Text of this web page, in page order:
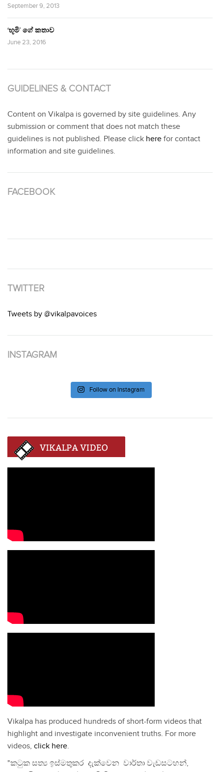
September 9, 2013
‘භූමි’ ගේ කතාව
June 23, 2016
GUIDELINES & CONTACT
Content on Vikalpa is governed by site guidelines. Any
submission or comment that does not match these
guidelines is not published. Please click here for contact
information and site guidelines.
FACEBOOK
TWITTER
Tweets by @vikalpavoices
INSTAGRAM
Follow on Instagram
Vikalpa has produced hundreds of short-form videos that
highlight and investigate inconvenient truths. For more
videos, click here.
"කටුක සත්‍ය ඉස්මතුකර දැක්වෙන වාර්තා වැඩසටහන්,